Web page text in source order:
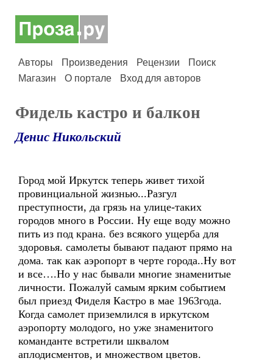
Авторы Произведения Рецензии
Поиск
Магазин
О портале Вход для авторов
Фидель кастро и балкон
Денис Никольский
Город мой Иркутск теперь живет тихой
провинциальной жизнью...Разгул
преступности, да грязь на улице-таких
городов много в России. Ну еще воду можно
пить из под крана. без всякого ущерба для
здоровья. самолеты бывают падают прямо на
дома. так как аэропорт в черте города..Ну вот
и все….Но у нас бывали многие знаменитые
личности. Пожалуй самым ярким событием
был приезд Фиделя Кастро в мае 1963года.
Когда самолет приземлился в иркутском
аэропорту молодого, но уже знаменитого
команданте встретили шквалом
аплодисментов, и множеством цветов.